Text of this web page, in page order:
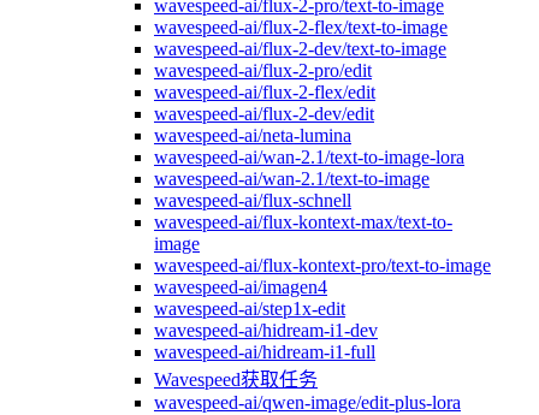
wavespeed-ai/flux-2-pro/text-to-image
wavespeed-ai/flux-2-flex/text-to-image
wavespeed-ai/flux-2-dev/text-to-image
wavespeed-ai/flux-2-pro/edit
wavespeed-ai/flux-2-flex/edit
wavespeed-ai/flux-2-dev/edit
wavespeed-ai/neta-lumina
wavespeed-ai/wan-2.1/text-to-image-lora
wavespeed-ai/wan-2.1/text-to-image
wavespeed-ai/flux-schnell
wavespeed-ai/flux-kontext-max/text-to-
image
wavespeed-ai/flux-kontext-pro/text-to-image
wavespeed-ai/imagen4
wavespeed-ai/step1x-edit
wavespeed-ai/hidream-i1-dev
wavespeed-ai/hidream-i1-full
Wavespeed获取任务
wavespeed-ai/qwen-image/edit-plus-lora